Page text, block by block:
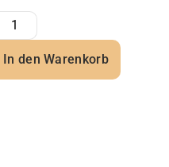
In den Warenkorb